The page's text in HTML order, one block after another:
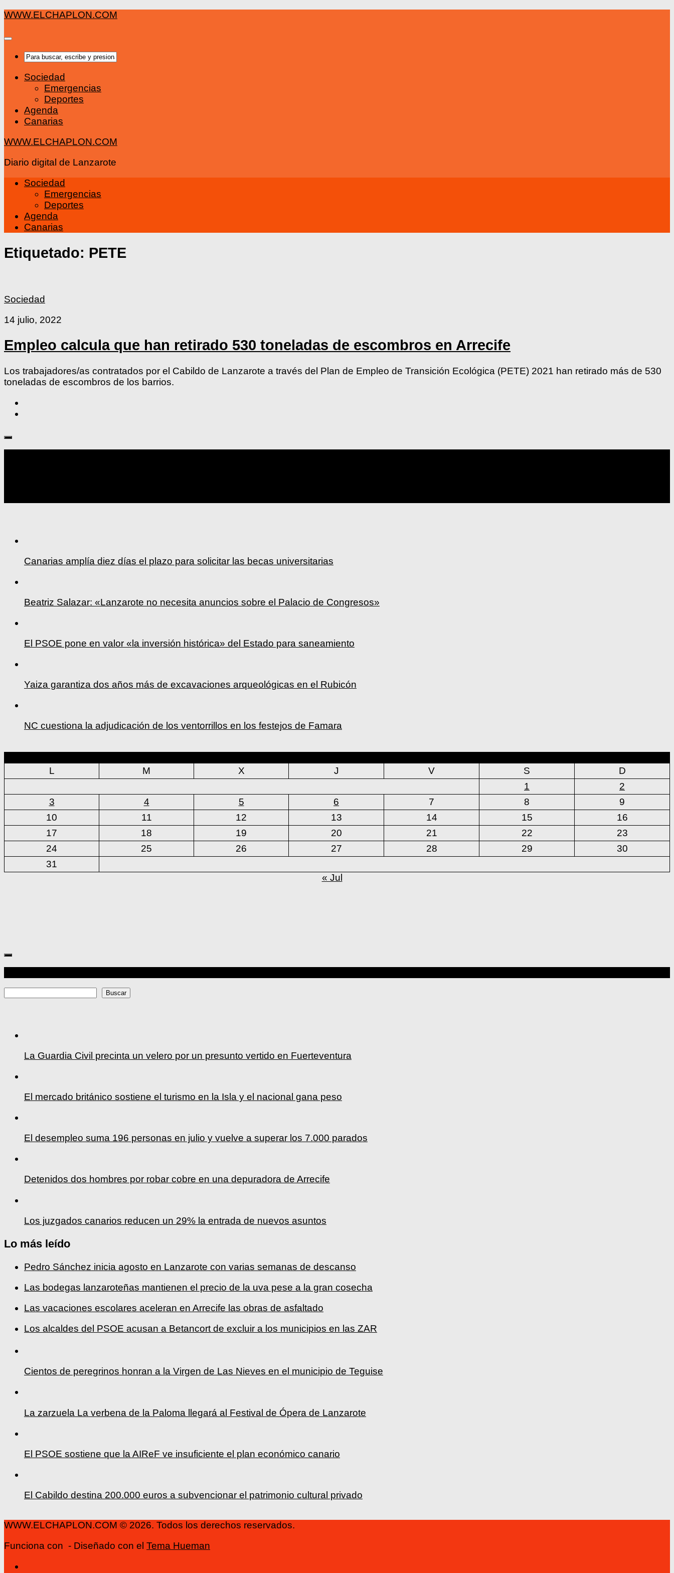
Saltar
contenido
WWW.ELCHAPLON.COM
Sociedad
Emergencias
Deportes
Agenda
Canarias
WWW.ELCHAPLON.COM
Diario digital de Lanzarote
Sociedad
Emergencias
Deportes
Agenda
Canarias
Etiquetado: PETE
Sociedad
14 julio, 2022
Empleo calcula que han retirado 530 toneladas de escombros en Arrecife
Los trabajadores/as contratados por el Cabildo de Lanzarote a través del Plan de Empleo de Transición Ecológica (PETE) 2021 han retirado más de 530
toneladas de escombros de los barrios.
Canarias amplía diez días el plazo para solicitar las becas universitarias
Beatriz Salazar: «Lanzarote no necesita anuncios sobre el Palacio de Congresos»
El PSOE pone en valor «la inversión histórica» del Estado para saneamiento
Yaiza garantiza dos años más de excavaciones arqueológicas en el Rubicón
NC cuestiona la adjudicación de los ventorrillos en los festejos de Famara
L
M X J V S
D
1
2
3
4 5 6 7 8
9
10
11 12 13 14 15
16
17
18 19 20 21 22
23
24
25 26 27 28 29
30
31
« Jul
Buscar
La Guardia Civil precinta un velero por un presunto vertido en Fuerteventura
El mercado británico sostiene el turismo en la Isla y el nacional gana peso
El desempleo suma 196 personas en julio y vuelve a superar los 7.000 parados
Detenidos dos hombres por robar cobre en una depuradora de Arrecife
Los juzgados canarios reducen un 29% la entrada de nuevos asuntos
Lo más leído
Pedro Sánchez inicia agosto en Lanzarote con varias semanas de descanso
Las bodegas lanzaroteñas mantienen el precio de la uva pese a la gran cosecha
Las vacaciones escolares aceleran en Arrecife las obras de asfaltado
Los alcaldes del PSOE acusan a Betancort de excluir a los municipios en las ZAR
Cientos de peregrinos honran a la Virgen de Las Nieves en el municipio de Teguise
La zarzuela La verbena de la Paloma llegará al Festival de Ópera de Lanzarote
El PSOE sostiene que la AIReF ve insuficiente el plan económico canario
El Cabildo destina 200.000 euros a subvencionar el patrimonio cultural privado
WWW.ELCHAPLON.COM © 2026. Todos los derechos reservados.
Funciona con - Diseñado con el Tema Hueman